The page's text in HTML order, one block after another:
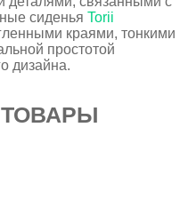
сиденья Torii
краями, тонкими
простотой
дизайна.